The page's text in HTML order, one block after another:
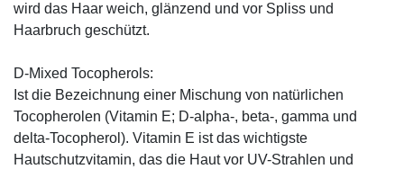
wird das Haar weich, glänzend und vor Spliss und
Haarbruch geschützt.
D-Mixed Tocopherols:
Ist die Bezeichnung einer Mischung von natürlichen
Tocopherolen (Vitamin E; D-alpha-, beta-, gamma und
delta-Tocopherol). Vitamin E ist das wichtigste
Hautschutzvitamin, das die Haut vor UV-Strahlen und